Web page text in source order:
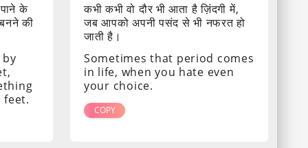
के
की
feet.
कभी कभी वो दौर भी आता है ज़िंदगी में,
जब आपको अपनी पसंद से भी नफरत हो
जाती है।
Sometimes that period comes
in life, when you hate even
your choice.
COPY